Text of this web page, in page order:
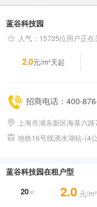
蓝谷科技园
人气：15725位用户正
2.0元/m²天起
招商电话：400-
上海市浦东新区海基六
地铁16号线滴水湖站-(4
蓝谷科技园在租户型
20㎡ 2.0 元/